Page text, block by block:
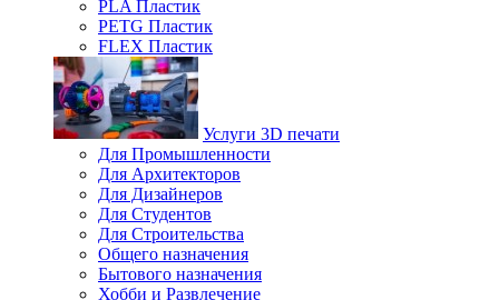
PLA Пластик
PETG Пластик
FLEX Пластик
Услуги 3D печати
Для Промышленности
Для Архитекторов
Для Дизайнеров
Для Студентов
Для Строительства
Общего назначения
Бытового назначения
Хобби и Развлечение